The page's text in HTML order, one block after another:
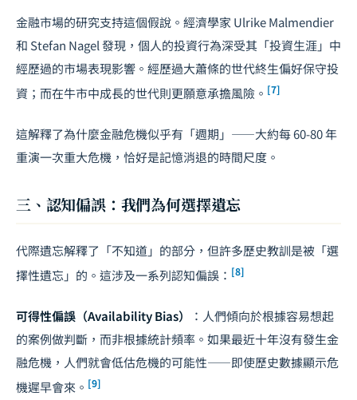
金融市場的研究支持這個假說。經濟學家 Ulrike Malmendier
和 Stefan Nagel 發現，個人的投資行為深受其「投資生涯」中
經歷過的市場表現影響。經歷過大蕭條的世代終生偏好保守投
資；而在牛市中成長的世代則更願意承擔風險。 [7]
這解釋了為什麼金融危機似乎有「週期」——大約每 60-80 年
重演一次重大危機，恰好是記憶消退的時間尺度。
三、認知偏誤：我們為何選擇遺忘
代際遺忘解釋了「不知道」的部分，但許多歷史教訓是被「選
擇性遺忘」的。這涉及一系列認知偏誤： [8]
可得性偏誤（Availability Bias）
：人們傾向於根據容易想起
的案例做判斷，而非根據統計頻率。如果最近十年沒有發生金
融危機，人們就會低估危機的可能性——即使歷史數據顯示危
機遲早會來。 [9]